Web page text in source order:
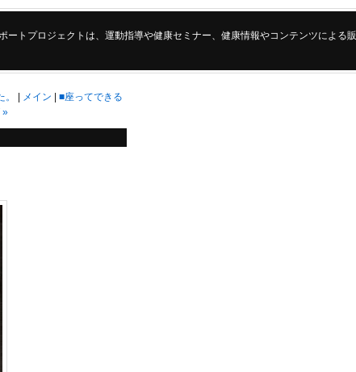
ートプロジェクトは、運動指導や健康セミナー、健康情報やコンテンツによる販
メイン
■座ってできる
»